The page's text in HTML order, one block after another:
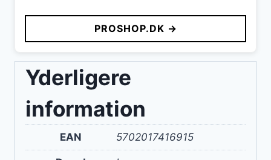
PROSHOP.DK →
Yderligere
information
EAN 5702017416915